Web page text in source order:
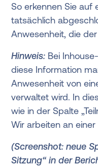
So erkennen Sie auf
tatsächlich
Anwesenheit, die
Hinweis: Bei
diese Information
Anwesenheit von
verwaltet wird. In
wie in der Spalte
Wir arbeiten an einer
(Screenshot: neue
Sitzung“ in der